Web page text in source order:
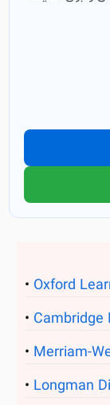
Oxford
Cambridge
Merriam-
Longman